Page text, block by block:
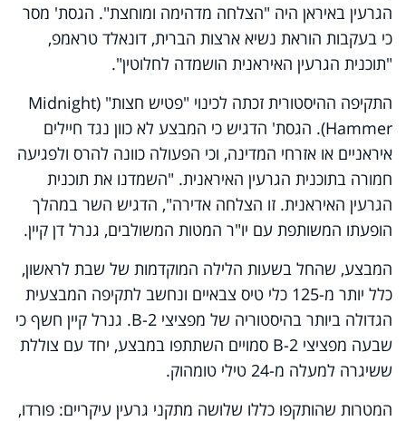
הגרעין באיראן היה "הצלחה מדהימה ומוחצת". הגסת' מסר
כי בעקבות הוראת נשיא ארצות הברית, דונאלד טראמפ,
"תוכנית הגרעין האיראנית הושמדה לחלוטין".
התקיפה ההיסטורית זכתה לכינוי "פטיש חצות" (Midnight
Hammer). הגסת' הדגיש כי המבצע לא כוון נגד חיילים
איראניים או אזרחי המדינה, וכי הפעולה כוונה להרס ולפגיעה
חמורה בתוכנית הגרעין האיראנית. "השמדנו את תוכנית
הגרעין האיראנית. זו הצלחה אדירה", הדגיש השר במהלך
הופעתו המשותפת עם יו"ר המטות המשולבים, גנרל דן קיין.
המבצע, שהחל בשעות הלילה המוקדמות של שבת לראשון,
כלל יותר מ-125 כלי טיס צבאיים ונחשב לתקיפה המבצעית
הגדולה ביותר בהיסטוריה של מפציצי B-2. גנרל קיין חשף כי
שבעה מפציצי B-2 סמויים השתתפו במבצע, יחד עם צוללת
ששיגרה למעלה מ-24 טילי טומהוק.
המטרות שהותקפו כללו שלושה מתקני גרעין עיקריים: פורדו,